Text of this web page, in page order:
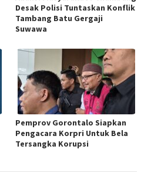
Desak Polisi Tuntaskan Konflik
Tambang Batu Gergaji
Suwawa
Pemprov Gorontalo Siapkan
Pengacara Korpri Untuk Bela
Tersangka Korupsi